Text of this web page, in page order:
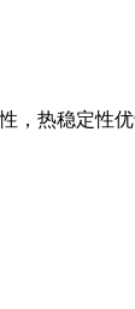
，热稳定性